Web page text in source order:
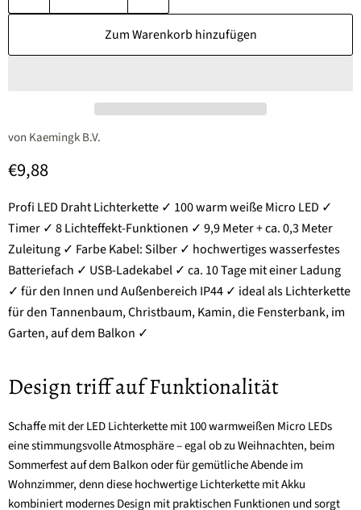
Zum Warenkorb hinzufügen
von Kaemingk B.V.
Aktueller Preis
€9,88
Profi LED Draht Lichterkette ✓ 100 warm weiße Micro LED ✓
Timer ✓ 8 Lichteffekt-Funktionen ✓ 9,9 Meter + ca. 0,3 Meter
Zuleitung ✓ Farbe Kabel: Silber ✓ hochwertiges wasserfestes
Batteriefach ✓ USB-Ladekabel ✓ ca. 10 Tage mit einer Ladung
✓ für den Innen und Außenbereich IP44 ✓ ideal als Lichterkette
für den Tannenbaum, Christbaum, Kamin, die Fensterbank, im
Garten, auf dem Balkon ✓
Design triff auf Funktionalität
Schaffe mit der LED Lichterkette mit 100 warmweißen Micro LEDs
eine stimmungsvolle Atmosphäre – egal ob zu Weihnachten, beim
Sommerfest auf dem Balkon oder für gemütliche Abende im
Wohnzimmer, denn diese hochwertige Lichterkette mit Akku
kombiniert modernes Design mit praktischen Funktionen und sorgt